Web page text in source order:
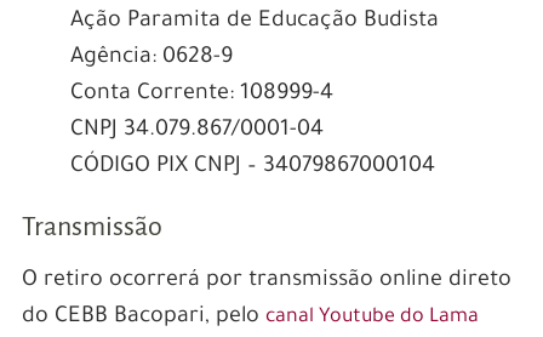
Ação Paramita de Educação Budista
Agência: 0628-9
Conta Corrente: 108999-4
CNPJ 34.079.867/0001-04
CÓDIGO PIX CNPJ – 34079867000104
Transmissão
O retiro ocorrerá por transmissão online direto
do CEBB Bacopari, pelo canal Youtube do Lama